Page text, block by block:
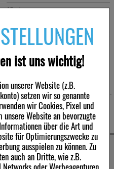
ist uns wichtig!
unserer Website (z.B.
setzen wir so genannte
wir Cookies, Pixel und
Website an bevorzugte
über die Art und
für Optimierungszwecke zu
ausspielen zu können. Zu
auch an Dritte, wie z.B.
15ml
15,85 €
UVP: 24,90 €
inkl. MwSt zzgl. Versand
Unternehmen